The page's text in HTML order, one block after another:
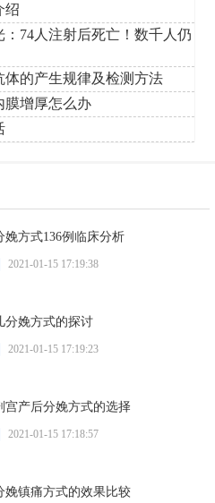
绍
74人注射后死亡！数千人仍
体的产生规律及检测方法
膜增厚怎么办
娩方式136例临床分析
2021-01-15 17:19:38
分娩方式的探讨
2021-01-15 17:19:23
宫产后分娩方式的选择
2021-01-15 17:18:57
娩镇痛方式的效果比较